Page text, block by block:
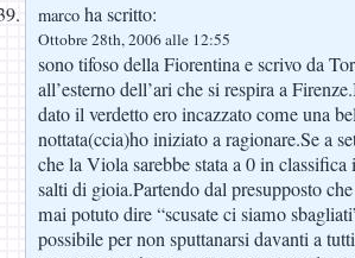
marco ha scritto:
Ottobre 28th, 2006 alle 12:55
sono tifoso della Fiorentina e scrivo da
all’esterno dell’ari che si respira a
dato il verdetto ero incazzato come una
nottata(ccia)ho iniziato a ragionare.Se a
che la Viola sarebbe stata a 0 in
salti di gioia.Partendo dal presupposto
mai potuto dire “scusate ci siamo
possibile per non sputtanarsi davanti a